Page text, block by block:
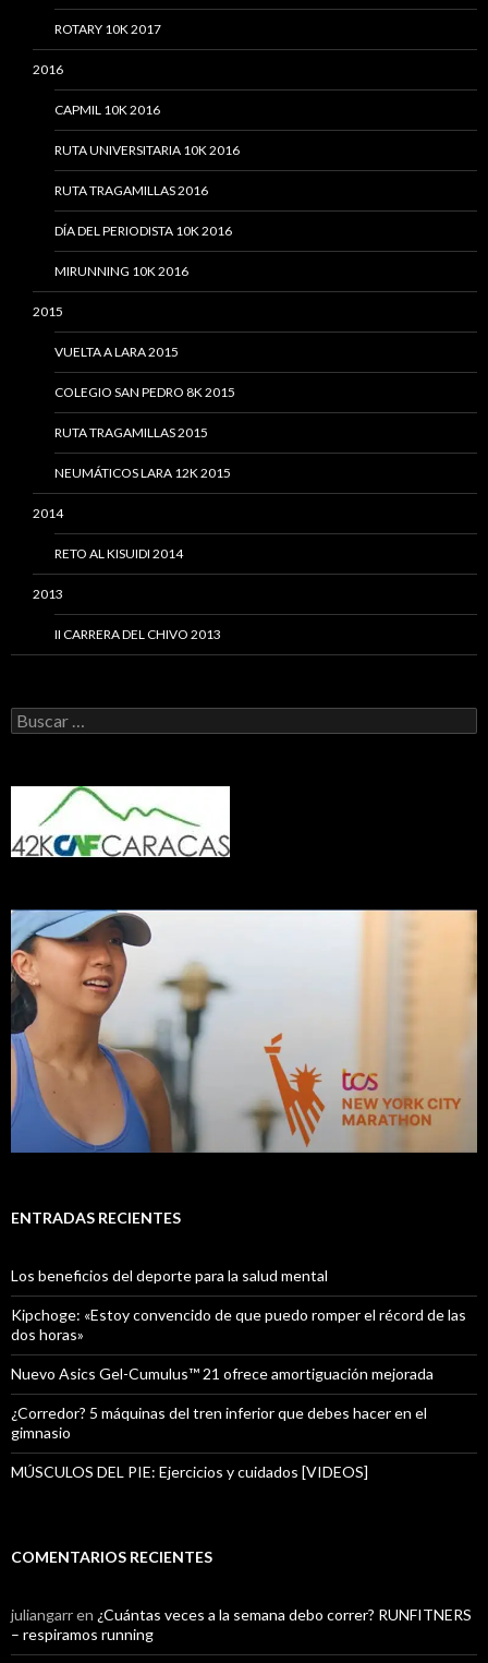
ROTARY 10K 2017
2016
CAPMIL 10K 2016
RUTA UNIVERSITARIA 10K 2016
RUTA TRAGAMILLAS 2016
DÍA DEL PERIODISTA 10K 2016
MIRUNNING 10K 2016
2015
VUELTA A LARA 2015
COLEGIO SAN PEDRO 8K 2015
RUTA TRAGAMILLAS 2015
NEUMÁTICOS LARA 12K 2015
2014
RETO AL KISUIDI 2014
2013
II CARRERA DEL CHIVO 2013
Buscar:
ENTRADAS RECIENTES
Los beneficios del deporte para la salud mental
Kipchoge: «Estoy convencido de que puedo romper el récord de las
dos horas»
Nuevo Asics Gel-Cumulus™ 21 ofrece amortiguación mejorada
¿Corredor? 5 máquinas del tren inferior que debes hacer en el
gimnasio
MÚSCULOS DEL PIE: Ejercicios y cuidados [VIDEOS]
COMENTARIOS RECIENTES
juliangarren ¿Cuántas veces a la semana debo correr? RUNFITNERS
– respiramos running